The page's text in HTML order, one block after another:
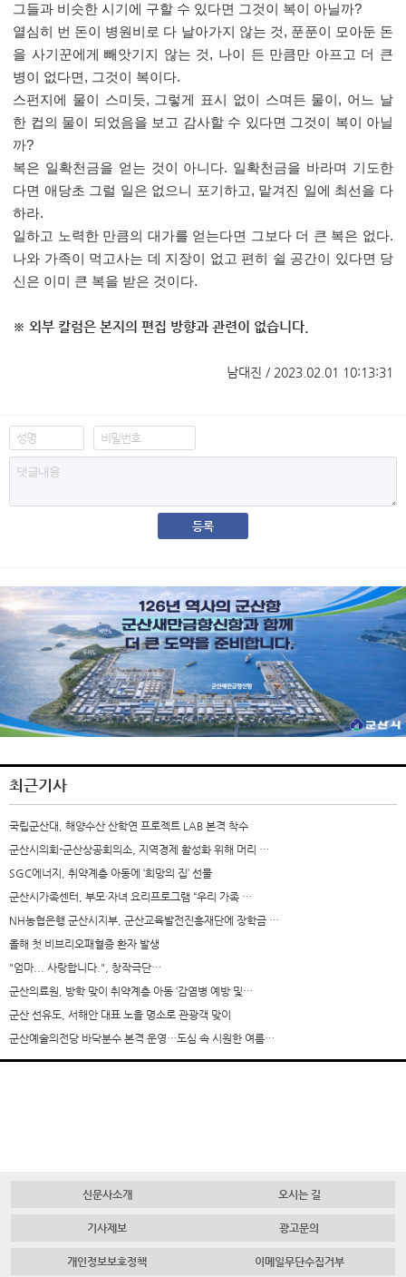
그들과 비슷한 시기에 구할 수 있다면 그것이 복이 아닐까?
열심히 번 돈이 병원비로 다 날아가지 않는 것, 푼푼이 모아둔 돈
을 사기꾼에게 빼앗기지 않는 것, 나이 든 만큼만 아프고 더 큰
병이 없다면 , 그것이 복이다.
스펀지에 물이 스미듯, 그렇게 표시 없이 스며든 물이 , 어느 날
한 컵의 물이 되었음을 보고 감사할 수 있다면 그것이 복이 아닐
까?
복은 일확천금을 얻는 것이 아니다. 일확천금을 바라며 기도한
다면 애당초 그럴 일은 없으니 포기하고, 맡겨진 일에 최선을 다
하라.
일하고 노력한 만큼의 대가를 얻는다면 그보다 더 큰 복은 없다.
나와 가족이 먹고사는 데 지장이 없고 편히 쉴 공간이 있다면 당
신은 이미 큰 복을 받은 것이다.
※ 외부 칼럼은 본지의 편집 방향과 관련이 없습니다.
남대진 / 2023.02.01 10:13:31
최근기사
국립군산대, 해양수산 산학연 프로젝트 LAB 본격 착수
군산시의회-군산상공회의소, 지역경제 활성화 위해 머리 …
SGC에너지, 취약계층 아동에 ‘희망의 집’ 선물
군산시가족센터, 부모·자녀 요리프로그램 “우리 가족 …
NH농협은행 군산시지부, 군산교육발전진흥재단에 장학금 …
올해 첫 비브리오패혈증 환자 발생
"엄마... 사랑합니다.", 창작극단…
군산의료원, 방학 맞이 취약계층 아동 ‘감염병 예방 및…
군산 선유도, 서해안 대표 노을 명소로 관광객 맞이
군산예술의전당 바닥분수 본격 운영…도심 속 시원한 여름…
신문사소개 오시는 길
기사제보 광고문의
개인정보보호정책 이메일무단수집거부